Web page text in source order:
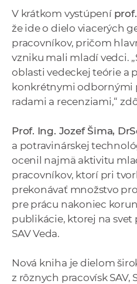
V krátkom vystúpení
že ide o dielo viacerých
pracovníkov, pričom
vzniku mali mladí vedci.
oblasti vedeckej teórie a
konkrétnymi odbornými
radami a recenziami,“
Prof. Ing. Jozef Šima,
a potravinárskej
ocenil najmä aktivitu
pracovníkov, ktorí pri
prekonávať množstvo
pre prácu nakoniec
publikácie, ktorej na
SAV Veda.
Nová kniha je dielom
z rôznych pracovísk SAV,